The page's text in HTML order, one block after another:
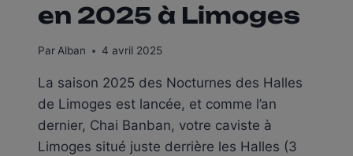
en 2025 à Limoges
ParAlban 4 avril 2025
La saison 2025 des Nocturnes des Halles
de Limoges est lancée, et comme l’an
dernier, Chai Banban, votre caviste à
Limoges situé juste derrière les Halles (3